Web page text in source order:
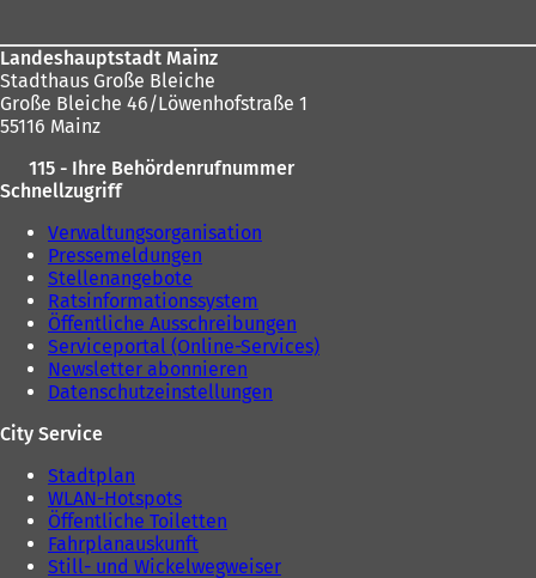
Landeshauptstadt Mainz
Stadthaus Große Bleiche
Große Bleiche 46/Löwenhofstraße 1
55116 Mainz
115 - Ihre Behördenrufnummer
Schnellzugriff
Verwaltungsorganisation
Pressemeldungen
Stellenangebote
Ratsinformationssystem
Öffentliche Ausschreibungen
Serviceportal (Online-Services)
Newsletter abonnieren
Datenschutzeinstellungen
City Service
Stadtplan
WLAN-Hotspots
Öffentliche Toiletten
Fahrplanauskunft
Still- und Wickelwegweiser